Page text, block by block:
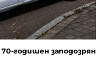
годишен заподозрян